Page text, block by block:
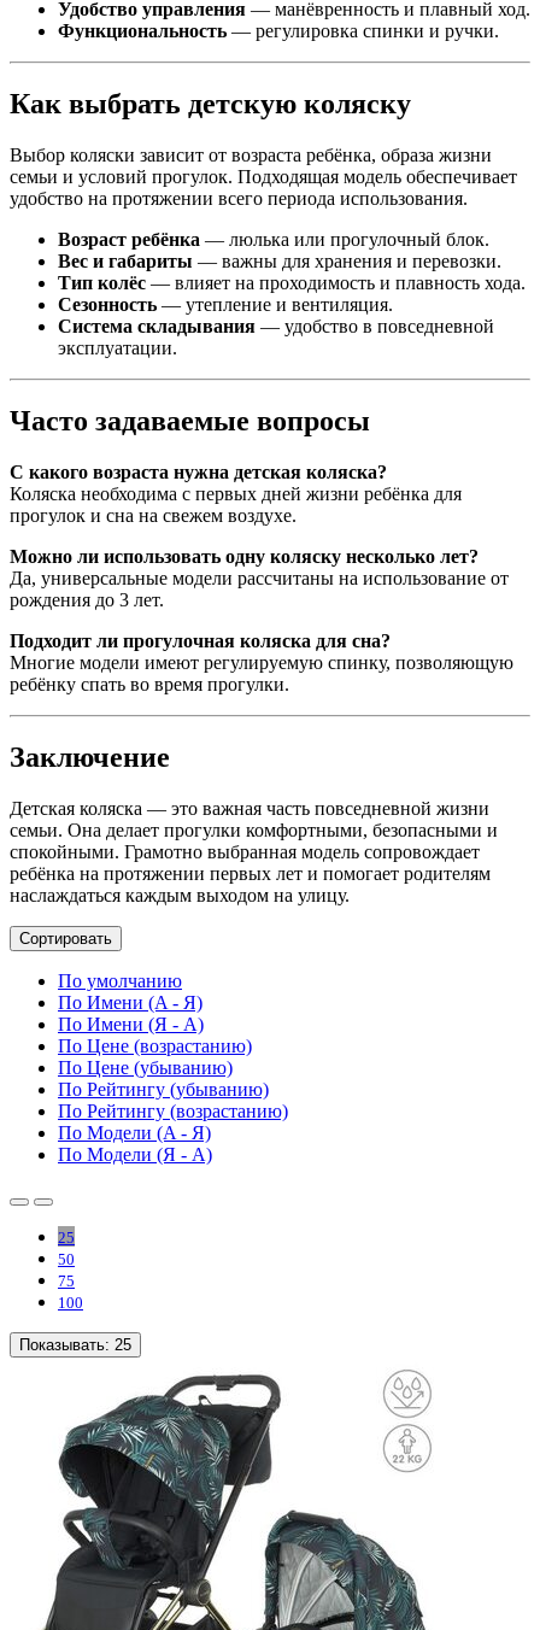
Удобство управления — манёвренность и плавный ход.
Функциональность — регулировка спинки и ручки.
Как выбрать детскую коляску
Выбор коляски зависит от возраста ребёнка, образа жизни
семьи и условий прогулок. Подходящая модель обеспечивает
удобство на протяжении всего периода использования.
Возраст ребёнка — люлька или прогулочный блок.
Вес и габариты — важны для хранения и перевозки.
Тип колёс — влияет на проходимость и плавность хода.
Сезонность — утепление и вентиляция.
Система складывания — удобство в повседневной
эксплуатации.
Часто задаваемые вопросы
С какого возраста нужна детская коляска?
Коляска необходима с первых дней жизни ребёнка для
прогулок и сна на свежем воздухе.
Можно ли использовать одну коляску несколько лет?
Да, универсальные модели рассчитаны на использование от
рождения до 3 лет.
Подходит ли прогулочная коляска для сна?
Многие модели имеют регулируемую спинку, позволяющую
ребёнку спать во время прогулки.
Заключение
Детская коляска — это важная часть повседневной жизни
семьи. Она делает прогулки комфортными, безопасными и
спокойными. Грамотно выбранная модель сопровождает
ребёнка на протяжении первых лет и помогает родителям
наслаждаться каждым выходом на улицу.
Сортировать
По умолчанию
По Имени (A - Я)
По Имени (Я - A)
По Цене (возрастанию)
По Цене (убыванию)
По Рейтингу (убыванию)
По Рейтингу (возрастанию)
По Модели (A - Я)
По Модели (Я - A)
25
50
75
100
Показывать: 25